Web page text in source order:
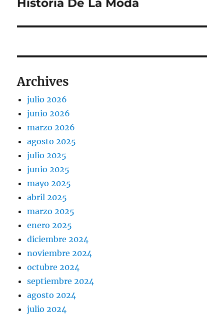
Entrada
Historia De La Moda
Archives
julio 2026
junio 2026
marzo 2026
agosto 2025
julio 2025
junio 2025
mayo 2025
abril 2025
marzo 2025
enero 2025
diciembre 2024
noviembre 2024
octubre 2024
septiembre 2024
agosto 2024
julio 2024